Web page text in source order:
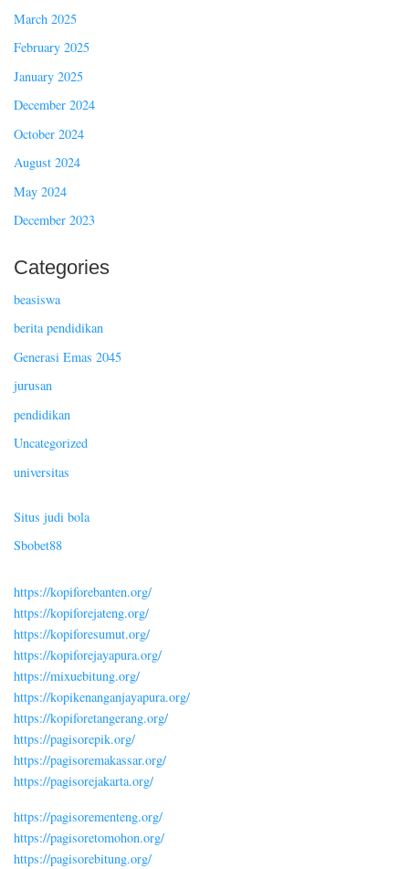
March 2025
February 2025
January 2025
December 2024
October 2024
August 2024
May 2024
December 2023
Categories
beasiswa
berita pendidikan
Generasi Emas 2045
jurusan
pendidikan
Uncategorized
universitas
Situs judi bola
Sbobet88
https://kopiforebanten.org/
https://kopiforejateng.org/
https://kopiforesumut.org/
https://kopiforejayapura.org/
https://mixuebitung.org/
https://kopikenanganjayapura.org/
https://kopiforetangerang.org/
https://pagisorepik.org/
https://pagisoremakassar.org/
https://pagisorejakarta.org/
https://pagisorementeng.org/
https://pagisoretomohon.org/
https://pagisorebitung.org/